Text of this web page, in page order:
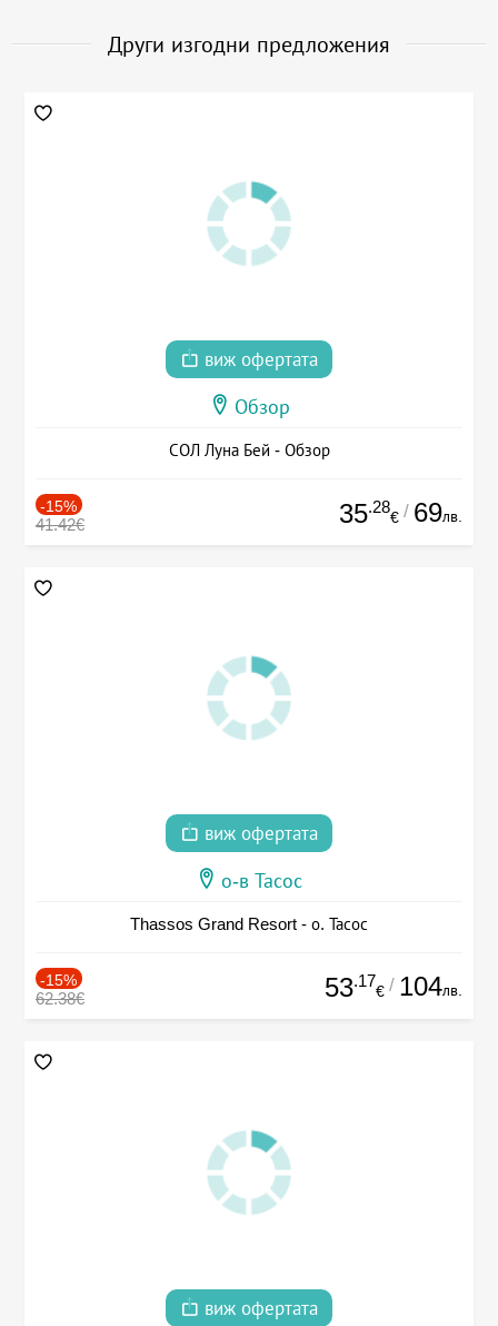
Други изгодни предложения
виж офертата
Обзор
СОЛ Луна Бей - Обзор
-15%
41.42€ 35.28
€ / 69лв.
виж офертата
о-в Тасос
Thassos Grand Resort - о. Тасос
-15%
62.38€ 53.17
€ / 104лв.
виж офертата